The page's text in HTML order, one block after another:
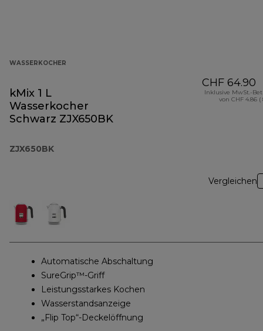
WASSERKOCHER
kMix 1 L
Wasserkocher
Schwarz ZJX650BK
ZJX650BK
CHF 64.90
Inklusive MwSt.-
von CHF 4.86 (
Vergleichen
Automatische Abschaltung
SureGrip™-Griff
Leistungsstarkes Kochen
Wasserstandsanzeige
„Flip Top“-Deckelöffnung